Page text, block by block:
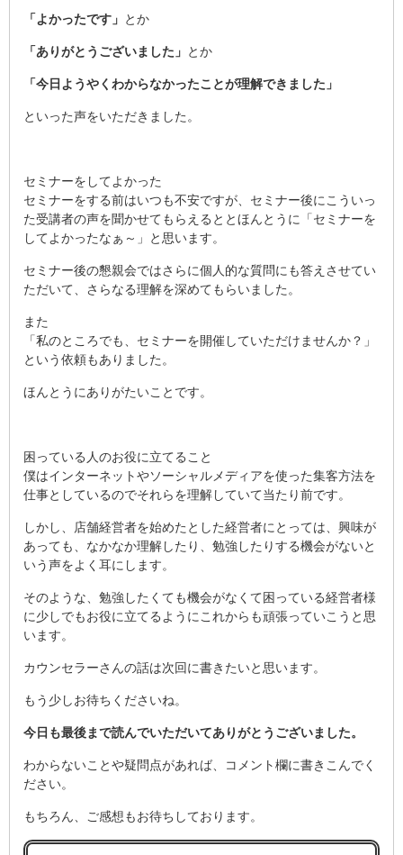
「よかったです」 とか
「ありがとうございました」 とか
「今日ようやくわからなかったことが理解できました」
といった声をいただきました。
セミナーをしてよかった
セミナーをする前はいつも不安ですが、セミナー後にこういっ
た受講者の声を聞かせてもらえるととほんとうに「セミナーを
してよかったなぁ～」と思います。
セミナー後の懇親会ではさらに個人的な質問にも答えさせてい
ただいて、さらなる理解を深めてもらいました。
また
「私のところでも、セミナーを開催していただけませんか？」
という依頼もありました。
ほんとうにありがたいことです。
困っている人のお役に立てること
僕はインターネットやソーシャルメディアを使った集客方法を
仕事としているのでそれらを理解していて当たり前です。
しかし、店舗経営者を始めたとした経営者にとっては、興味が
あっても、なかなか理解したり、勉強したりする機会がないと
いう声をよく耳にします。
そのような、勉強したくても機会がなくて困っている経営者様
に少しでもお役に立てるようにこれからも頑張っていこうと思
います。
カウンセラーさんの話は次回に書きたいと思います。
もう少しお待ちくださいね。
今日も最後まで読んでいただいてありがとうございました。
わからないことや疑問点があれば、コメント欄に書きこんでく
ださい。
もちろん、ご感想もお待ちしております。